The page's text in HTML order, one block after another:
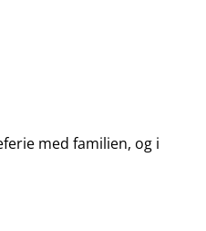
med familien, og i